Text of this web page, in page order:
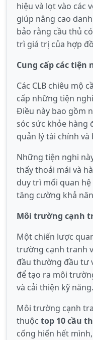
hiệu và lọt vào các
giúp nâng cao
bảo rằng cầu thủ
trì giá trị của hợp
Cung cấp các tiện
Các CLB chiêu mộ
cấp những tiện
Điều này bao gồm
sóc sức khỏe hàng
quản lý tài chính và
Những tiện nghi
thấy thoải mái và
duy trì mối quan
tăng cường khả
Môi trường cạnh
Một chiến lược
trường cạnh tranh
đầu thường đầu tư
để tạo ra môi
và cải thiện kỹ năng.
Môi trường cạnh
thuộc top 10 cầu
cống hiến hết